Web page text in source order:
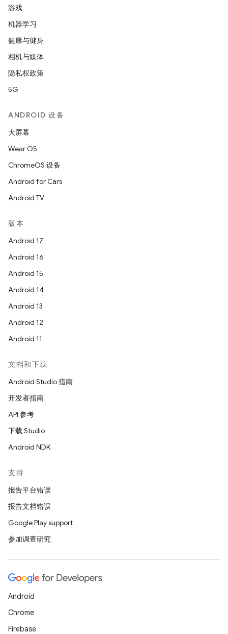
游戏
机器学习
健康与健身
相机与媒体
隐私权政策
5G
ANDROID 设备
大屏幕
Wear OS
ChromeOS 设备
Android for Cars
Android TV
版本
Android 17
Android 16
Android 15
Android 14
Android 13
Android 12
Android 11
文档和下载
Android Studio 指南
开发者指南
API 参考
下载 Studio
Android NDK
支持
报告平台错误
报告文档错误
Google Play support
参加调查研究
Android
Chrome
Firebase